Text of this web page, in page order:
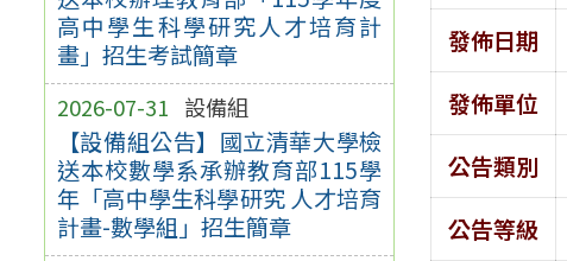
高中學生科學研究人才培育計
畫」招生考試簡章
2026-07-31 設備組
【設備組公告】國立清華大學檢
送本校數學系承辦教育部115學
年「高中學生科學研究 人才培育
計畫-數學組」招生簡章
發佈日期
發佈單位
公告類別
公告等級